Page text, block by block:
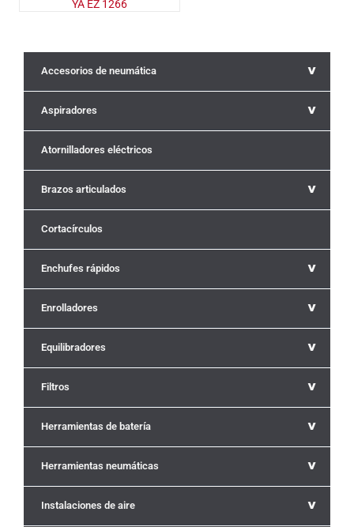
^
Accesorios de neumática
^
Aspiradores
Atornilladores eléctricos
^
Brazos articulados
Cortacírculos
^
Enchufes rápidos
^
Enrolladores
^
Equilibradores
^
Filtros
^
Herramientas de batería
^
Herramientas neumáticas
^
Instalaciones de aire
YA EZ 1266